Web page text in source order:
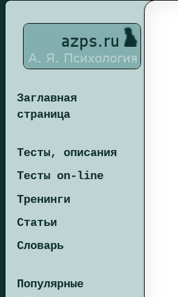
Заглавная
страница
Тесты, описания
Тесты on-line
Тренинги
Статьи
Словарь
Популярные